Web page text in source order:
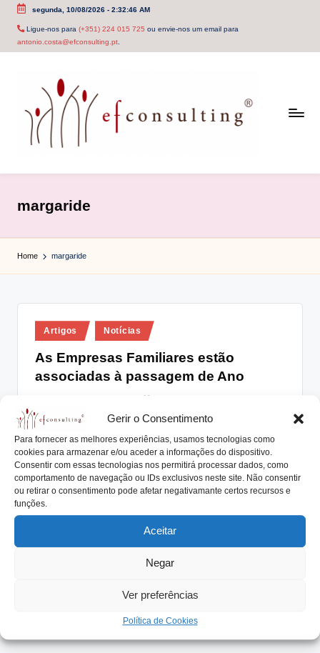
Gerir o Consentimento
Para fornecer as melhores experiências, usamos tecnologias como
cookies para armazenar e/ou aceder a informações do dispositivo.
Consentir com essas tecnologias nos permitirá processar dados, como
comportamento de navegação ou IDs exclusivos neste site. Não consentir
ou retirar o consentimento pode afetar negativamante certos recursos e
funções.
Aceitar
Negar
Ver preferências
Política de Cookies
Skip
segunda, 10/08/2026- 2:32:46 AM
Ligue-nos para (+351) 224 015 725 ou envie-nos um email para
antonio.costa@efconsulting.pt.
c
o
n
u
.
p
t
margaride
Home margaride
Posted
in
Artigos Notícias
As Empresas Familiares estão
associadas à passagem de Ano
by
As Empresas Familiares estão associadas à passagem
de Ano e, como tal, fator de diferenciador
reconhecimento positivo.
Read More